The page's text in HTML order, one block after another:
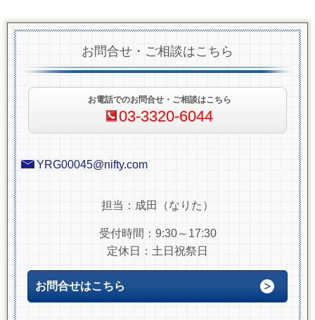
お問合せ・ご相談はこちら
お電話でのお問合せ・ご相談はこちら
03-3320-6044
YRG00045@nifty.com
担当：成田（なりた）
受付時間：9:30～17:30
定休日：土日祝祭日
お問合せはこちら